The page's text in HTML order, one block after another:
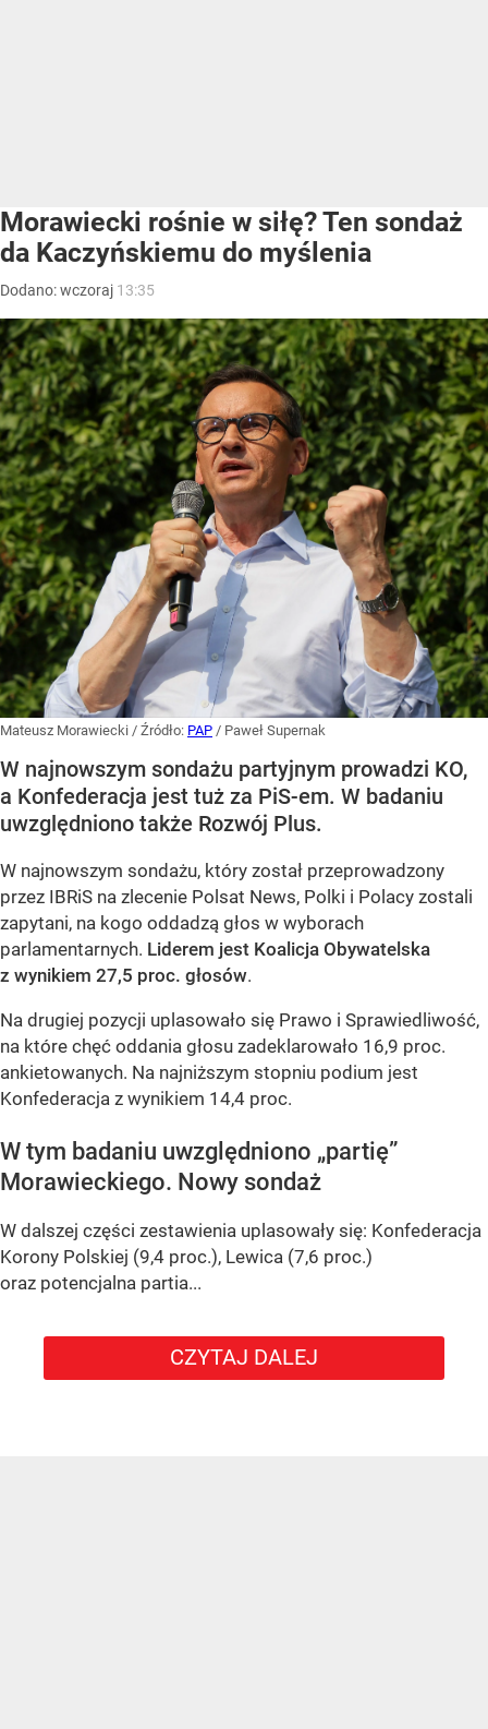
Morawiecki rośnie w siłę? Ten sondaż
da Kaczyńskiemu do myślenia
Dodano:wczoraj 13:35
Mateusz Morawiecki / Źródło: PAP / Paweł Supernak
W najnowszym sondażu partyjnym prowadzi KO,
a Konfederacja jest tuż za PiS-em. W badaniu
uwzględniono także Rozwój Plus.
W najnowszym sondażu, który został przeprowadzony
przez IBRiS na zlecenie Polsat News, Polki i Polacy zostali
zapytani, na kogo oddadzą głos w wyborach
parlamentarnych. Liderem jest Koalicja Obywatelska
z wynikiem 27,5 proc. głosów.
Na drugiej pozycji uplasowało się Prawo i Sprawiedliwość,
na które chęć oddania głosu zadeklarowało 16,9 proc.
ankietowanych. Na najniższym stopniu podium jest
Konfederacja z wynikiem 14,4 proc.
W tym badaniu uwzględniono „partię”
Morawieckiego. Nowy sondaż
W dalszej części zestawienia uplasowały się: Konfederacja
Korony Polskiej (9,4 proc.), Lewica (7,6 proc.)
oraz potencjalna partia...
CZYTAJ DALEJ